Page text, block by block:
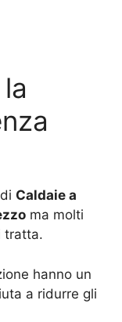
Caldaie a
ma molti
tratta.
hanno un
a ridurre gli